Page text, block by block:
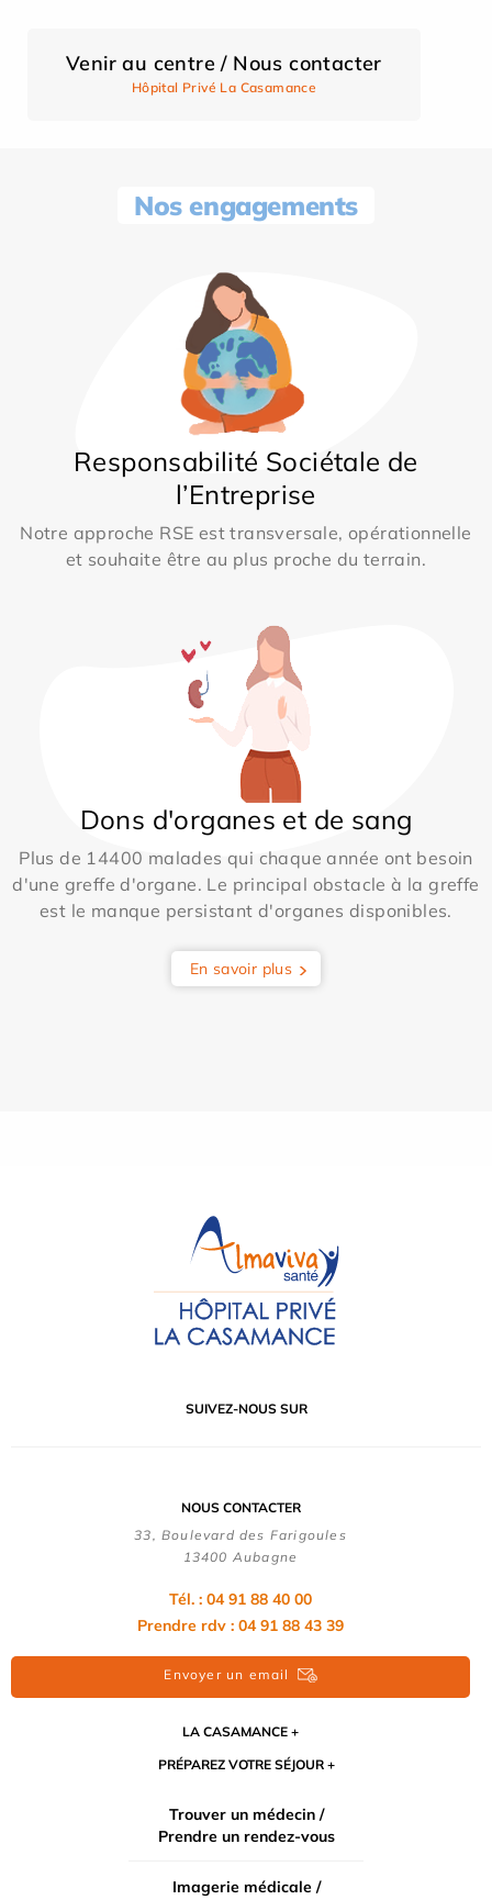
Venir au centre / Nous contacter
Hôpital Privé La Casamance
Nos engagements
Responsabilité Sociétale de
l’Entreprise
Notre approche RSE est transversale, opérationnelle
et souhaite être au plus proche du terrain.
Dons d'organes et de sang
Plus de 14400 malades qui chaque année ont besoin
d'une greffe d'organe. Le principal obstacle à la greffe
est le manque persistant d'organes disponibles.
En savoir plus
SUIVEZ-NOUS SUR
NOUS CONTACTER
33, Boulevard des Farigoules
13400 Aubagne
Tél. : 04 91 88 40 00
Prendre rdv : 04 91 88 43 39
Envoyer un email
LA CASAMANCE
PRÉPAREZ VOTRE SÉJOUR
Trouver un médecin /
Prendre un rendez-vous
Imagerie médicale /